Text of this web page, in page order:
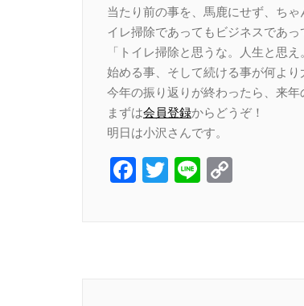
当たり前の事を、馬鹿にせず、ち
イレ掃除であってもビジネスであ
「トイレ掃除と思うな。人生と思え
始める事、そして続ける事が何より
今年の振り返りが終わったら、来
まずは会員登録からどうぞ！
明日は小沢さんです。
Facebook
Twitter
Line